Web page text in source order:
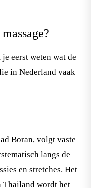
eerst weten wat de
in Nederland vaak
Boran, volgt vaste
langs de
en stretches. Het
Thailand wordt het